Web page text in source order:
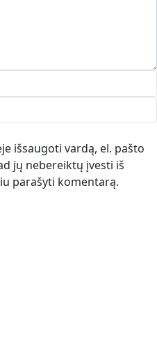
išsaugoti vardą, el. pašto
jų nebereiktų įvesti iš
parašyti komentarą.